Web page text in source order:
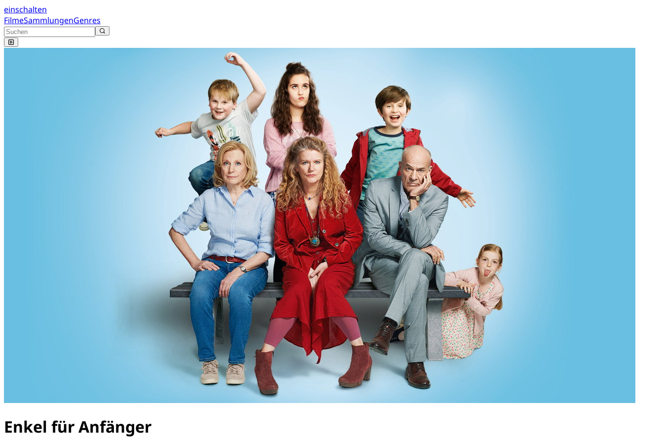
einschalten
FilmeSammlungenGenres
Enkel für Anfänger